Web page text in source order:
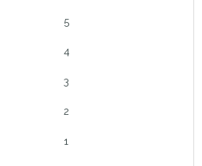
5
4
3
2
1